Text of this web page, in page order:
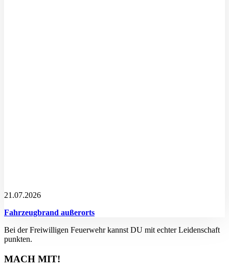
21.07.2026
Fahrzeugbrand außerorts
Bei der Freiwilligen Feuerwehr kannst DU mit echter Leidenschaft
punkten.
MACH MIT!